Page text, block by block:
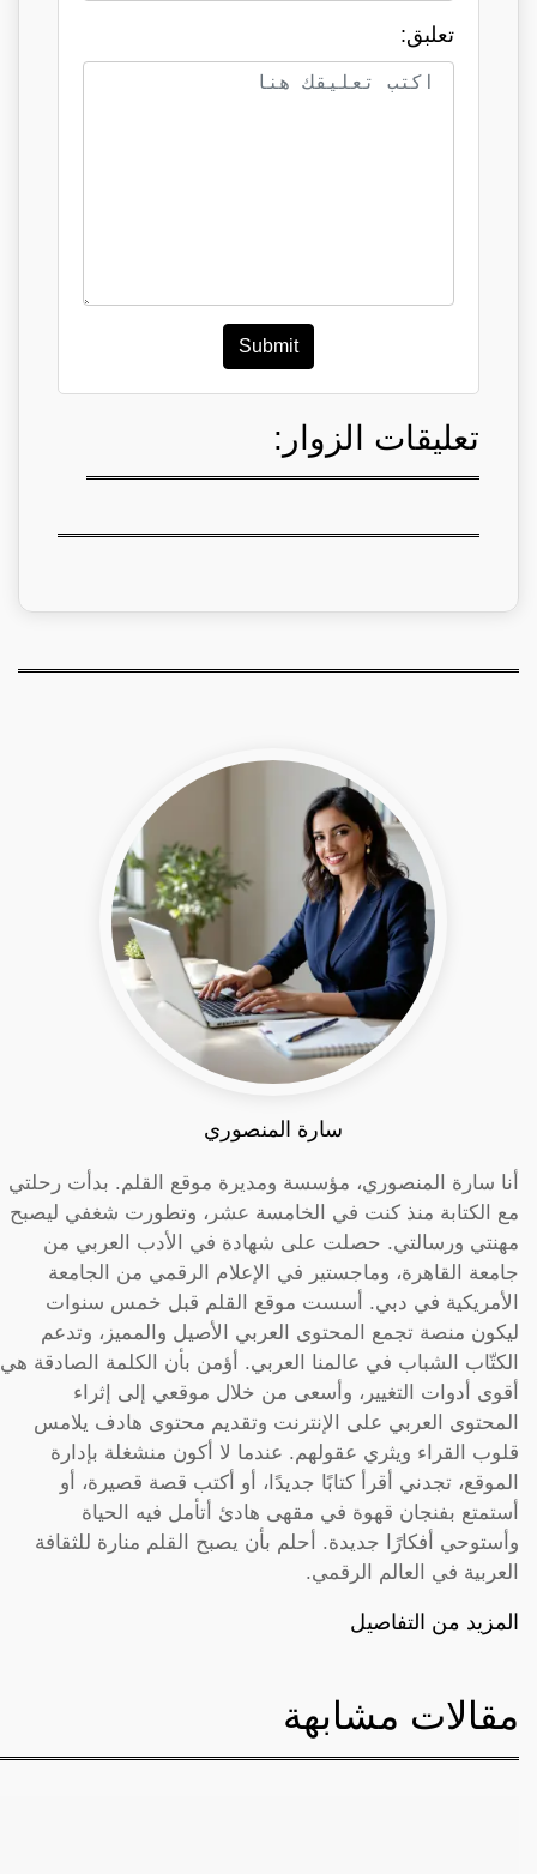
تعلبق:
Submit
تعليقات الزوار:
سارة المنصوري
أنا سارة المنصوري، مؤسسة ومديرة موقع القلم. بدأت رحلتي
مع الكتابة منذ كنت في الخامسة عشر، وتطورت شغفي ليصبح
مهنتي ورسالتي. حصلت على شهادة في الأدب العربي من
جامعة القاهرة، وماجستير في الإعلام الرقمي من الجامعة
الأمريكية في دبي. أسست موقع القلم قبل خمس سنوات
ليكون منصة تجمع المحتوى العربي الأصيل والمميز، وتدعم
الكتّاب الشباب في عالمنا العربي. أؤمن بأن الكلمة الصادقة هي
أقوى أدوات التغيير، وأسعى من خلال موقعي إلى إثراء
المحتوى العربي على الإنترنت وتقديم محتوى هادف يلامس
قلوب القراء ويثري عقولهم. عندما لا أكون منشغلة بإدارة
الموقع، تجدني أقرأ كتابًا جديدًا، أو أكتب قصة قصيرة، أو
أستمتع بفنجان قهوة في مقهى هادئ أتأمل فيه الحياة
وأستوحي أفكارًا جديدة. أحلم بأن يصبح القلم منارة للثقافة
العربية في العالم الرقمي.
المزيد من التفاصيل
مقالات مشابهة